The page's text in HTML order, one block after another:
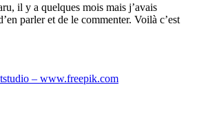
il y a quelques mois mais j’avais
parler et de le commenter. Voilà c’est
– www.freepik.com